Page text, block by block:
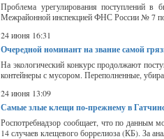
Проблема урегулирования поступлений в
Межрайонной инспекцией ФНС России № 7 по
24 июня 16:31
Очередной номинант на звание самой
На экологический конкурс продолжают
контейнеры с мусором. Переполненные,
24 июня 13:09
Самые злые клещи по-прежнему в
Роспотребнадзор сообщает, что по данным
14 случаев клещевого боррелиоза (КБ). За